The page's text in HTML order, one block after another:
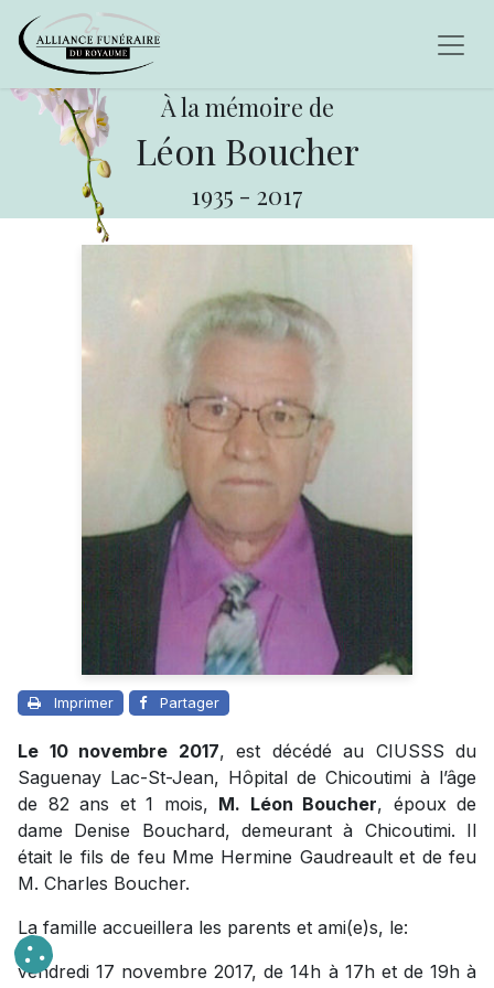
À la mémoire de
Léon Boucher
1935 - 2017
Imprimer Partager
Le 10 novembre 2017, est décédé au CIUSSS du
Saguenay Lac-St-Jean, Hôpital de Chicoutimi à l’âge
de 82 ans et 1 mois, M. Léon Boucher, époux de
dame Denise Bouchard, demeurant à Chicoutimi. Il
était le fils de feu Mme Hermine Gaudreault et de feu
M. Charles Boucher.
La famille accueillera les parents et ami(e)s, le:
vendredi 17 novembre 2017, de 14h à 17h et de 19h à